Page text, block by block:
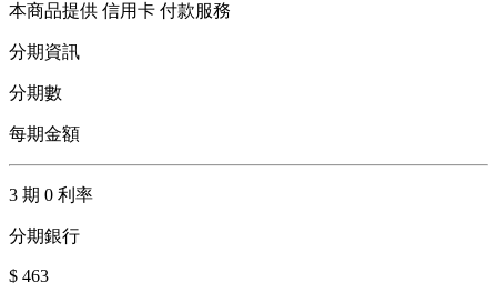
本商品提供 信用卡 付款服務
分期資訊
分期數
每期金額
3 期 0 利率
分期銀行
$ 463